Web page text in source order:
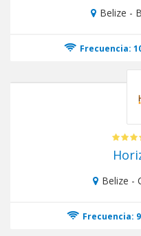
Belize -
Frecuencia:
Belize -
Frecuencia: